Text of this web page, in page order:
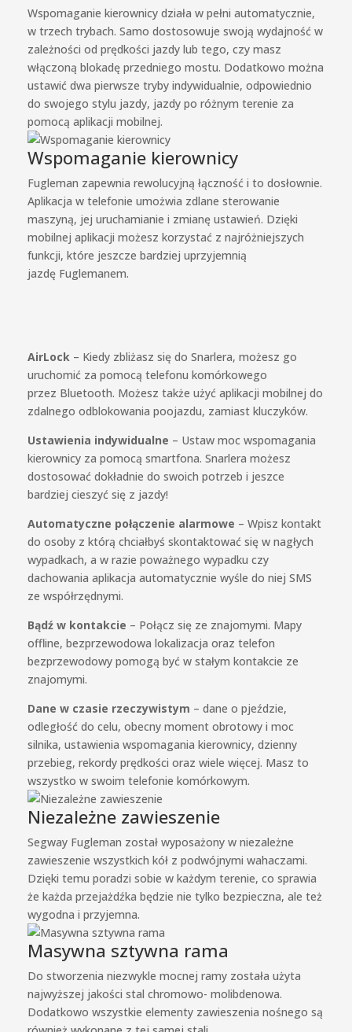
Wspomaganie kierownicy działa w pełni automatycznie,
w trzech trybach. Samo dostosowuje swoją wydajność w
zależności od prędkości jazdy lub tego, czy masz
włączoną blokadę przedniego mostu. Dodatkowo można
ustawić dwa pierwsze tryby indywidualnie, odpowiednio
do swojego stylu jazdy, jazdy po różnym terenie za
pomocą aplikacji mobilnej.
Wspomaganie kierownicy
Fugleman zapewnia rewolucyjną łączność i to dosłownie.
Aplikacja w telefonie umożwia zdlane sterowanie
maszyną, jej uruchamianie i zmianę ustawień. Dzięki
mobilnej aplikacji możesz korzystać z najróżniejszych
funkcji, które jeszcze bardziej uprzyjemnią
jazdę Fuglemanem.
AirLock – Kiedy zbliżasz się do Snarlera, możesz go
uruchomić za pomocą telefonu komórkowego
przez Bluetooth. Możesz także użyć aplikacji mobilnej do
zdalnego odblokowania poojazdu, zamiast kluczyków.
Ustawienia indywidualne – Ustaw moc wspomagania
kierownicy za pomocą smartfona. Snarlera możesz
dostosować dokładnie do swoich potrzeb i jeszce
bardziej cieszyć się z jazdy!
Automatyczne połączenie alarmowe – Wpisz kontakt
do osoby z którą chciałbyś skontaktować się w nagłych
wypadkach, a w razie poważnego wypadku czy
dachowania aplikacja automatycznie wyśle do niej SMS
ze współrzędnymi.
Bądź w kontakcie – Połącz się ze znajomymi. Mapy
offline, bezprzewodowa lokalizacja oraz telefon
bezprzewodowy pomogą być w stałym kontakcie ze
znajomymi.
Dane w czasie rzeczywistym – dane o pjeździe,
odległość do celu, obecny moment obrotowy i moc
silnika, ustawienia wspomagania kierownicy, dzienny
przebieg, rekordy prędkości oraz wiele więcej. Masz to
wszystko w swoim telefonie komórkowym.
Niezależne zawieszenie
Segway Fugleman został wyposażony w niezależne
zawieszenie wszystkich kół z podwójnymi wahaczami.
Dzięki temu poradzi sobie w każdym terenie, co sprawia
że każda przejażdźka będzie nie tylko bezpieczna, ale też
wygodna i przyjemna.
Masywna sztywna rama
Do stworzenia niezwykle mocnej ramy została użyta
najwyższej jakości stal chromowo- molibdenowa.
Dodatkowo wszystkie elementy zawieszenia nośnego są